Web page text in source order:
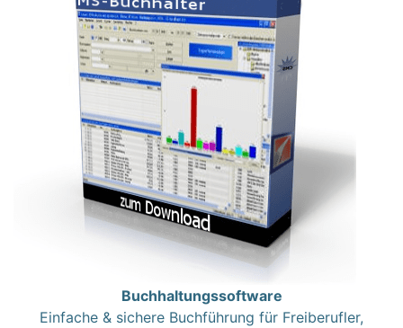
Buchhaltungssoftware
Einfache & sichere Buchführung für Freiberufler,